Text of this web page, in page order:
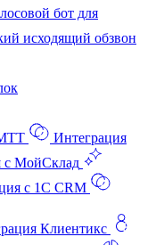
бот для
исходящий обзвон
Интеграция
с МойСклад
с 1C CRM
Клиентикс